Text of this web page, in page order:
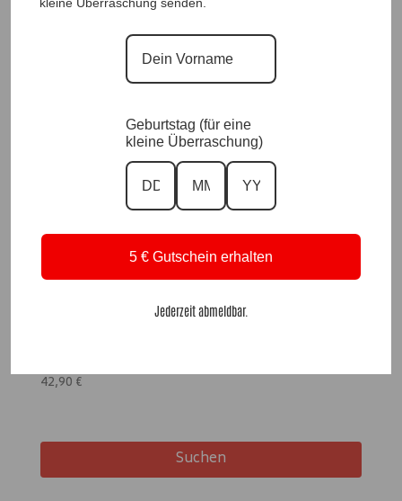
42,90 €
Suchen
Geburtstag (für eine
kleine Überraschung)
5 € Gutschein erhalten
Jederzeit abmeldbar.